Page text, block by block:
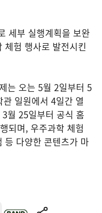
세부 실행계획을 보완
체험 행사로 발전시킨
는 오는 5월 2일부터 5
일원에서 4일간 열
월 25일부터 공식 홈
되며, 우주과학 체험
등 다양한 콘텐츠가 마